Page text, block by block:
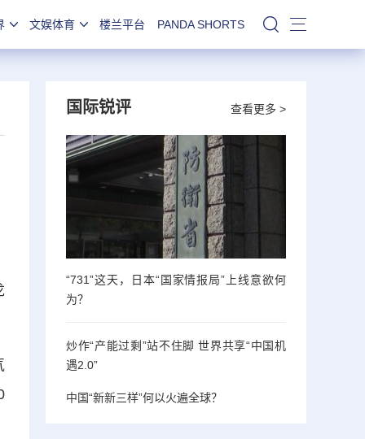
文娱体育 楼兰平台 PANDA SHORTS 站内搜索
查看更多 >
国际锐评
“731”这天，日本“国家情报局”上线意欲何
为？
炒作“产能过剩”站不住脚 世界共享“中国机
遇2.0”
中国“新新三样”何以火遍全球？